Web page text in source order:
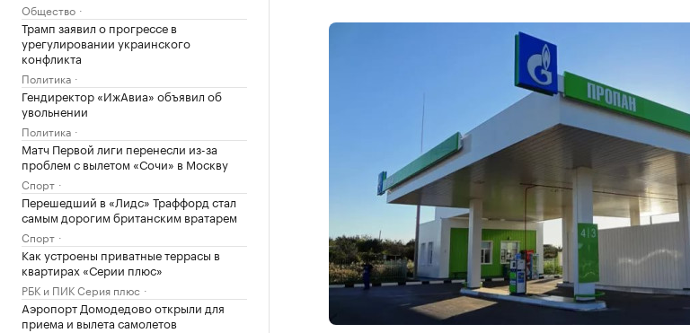
Общество
Трамп заявил о прогрессе в
урегулировании украинского
конфликта
Политика
Гендиректор «ИжАвиа» объявил об
увольнении
Политика
Матч Первой лиги перенесли из-за
проблем с вылетом «Сочи» в Москву
Спорт
Перешедший в «Лидс» Траффорд стал
самым дорогим британским вратарем
Спорт
Как устроены приватные террасы в
квартирах «Серии плюс»
РБК и ПИК Серия плюс
Аэропорт Домодедово открыли для
приема и вылета самолетов